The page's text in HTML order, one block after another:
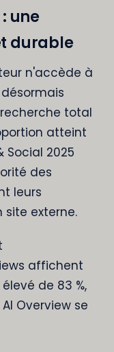
une
durable
n'accède à
total
atteint
Social 2025
des
leurs
site externe.
affichent
de 83 %,
Overview se